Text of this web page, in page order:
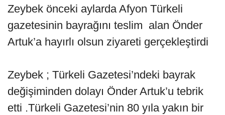
Zeybek önceki aylarda Afyon Türkeli
gazetesinin bayrağını teslim alan Önder
Artuk’a hayırlı olsun ziyareti gerçekleştirdi
Zeybek ; Türkeli Gazetesi’ndeki bayrak
değişiminden dolayı Önder Artuk’u tebrik
etti .Türkeli Gazetesi’nin 80 yıla yakın bir